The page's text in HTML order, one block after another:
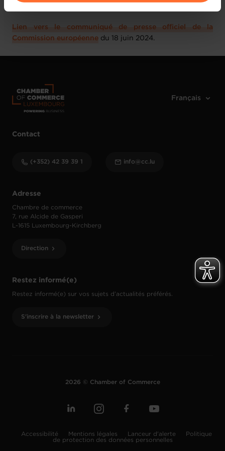
vos données personnelles, vous pouvez consulter notre
protection des données personnelles .
ouverte jusqu’au 20 septembre 2024.
Lien vers le communiqué de presse officiel de la
Commission européenne du 18 juin 2024.
Restez informé(e)
Restez informé(e) sur vos sujets d’actualités préférés.
S'inscrire à la newsletter
Adresse
Chambre de commerce
7, rue Alcide de Gasperi
L-1615 Luxembourg-Kirchberg
Direction
Contact
(+352) 42 39 39 1 info@cc.lu
2026 © Chamber of Commerce
Accessibilité Mentions légales Lanceur d'alerte
Politique
de protection des données personnelles